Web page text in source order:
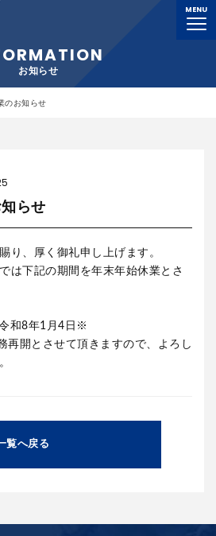
MENU
体工事業者｜大塚プランニング株式会社
お知らせ
のお知らせ
らせ
り、厚く御礼申し上げます。
は下記の期間を年末年始休業とさ
和8年1月4日※
再開とさせて頂きますので、よろし
覧へ戻る